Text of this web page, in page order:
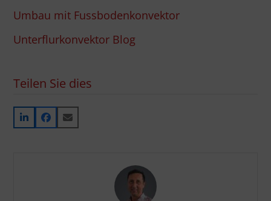
Umbau mit Fussbodenkonvektor
Unterflurkonvektor Blog
Teilen Sie dies